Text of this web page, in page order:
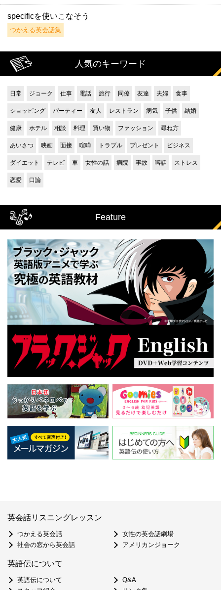
specificを使いこなそう
つかえる英会話集
人気のキーワード
日常 ジョーク 仕事 電話 旅行 同僚 友達 夫婦 食事
ショッピング パーティー 友人 レストラン 病気 子供 結婚
健康 ホテル 相談 料理 買い物 ファッション 尋ね方
あいさつ 映画 面接 喧嘩 トラブル プレゼント ビジネス
ダイエット テレビ 車 女性の話 病院 事故 噂話 ストレス
恋愛 口論
Feature
英会話リスニングレッスン
つかえる英会話
女性の英会話劇場
社会の窓から英会話
アメリカンジョーク
英語伝について
英語伝について
Q&A